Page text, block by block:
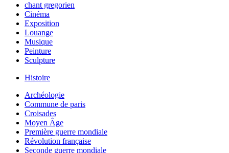
chant gregorien
Cinéma
Exposition
Louange
Musique
Peinture
Sculpture
Histoire
Archéologie
Commune de paris
Croisades
Moyen Âge
Première guerre mondiale
Révolution française
Seconde guerre mondiale